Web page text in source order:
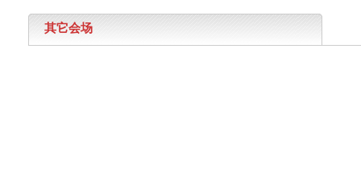
其它会场